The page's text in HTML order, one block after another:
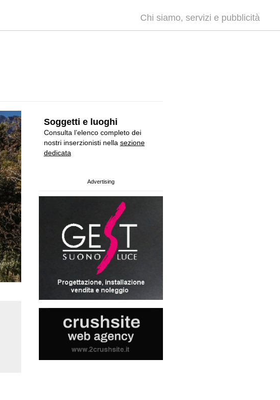
Chi siamo, servizi e pubblicità
Soggetti e luoghi
Consulta l’elenco completo dei
nostri inserzionisti nella sezione
dedicata
Advertising